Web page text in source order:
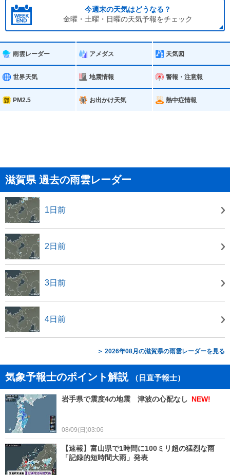
今週末の天気はどうなる？
金曜・土曜・日曜の天気予報をチェック
雨雲レーダー アメダス 天気図
世界天気 地震情報 警報・注意報
PM2.5 お出かけ天気 熱中症情報
滋賀県 過去の雨雲レーダー
1日前
2日前
3日前
4日前
＞ 2026年08月の滋賀県の雨雲レーダーを見る
気象予報士のポイント解説 （日直予報士）
岩手県で震度4の地震 津波の心配なし NEW!
08/09(日)03:06
【速報】富山県で1時間に100ミリ超の猛烈な雨
「記録的短時間大雨」発表